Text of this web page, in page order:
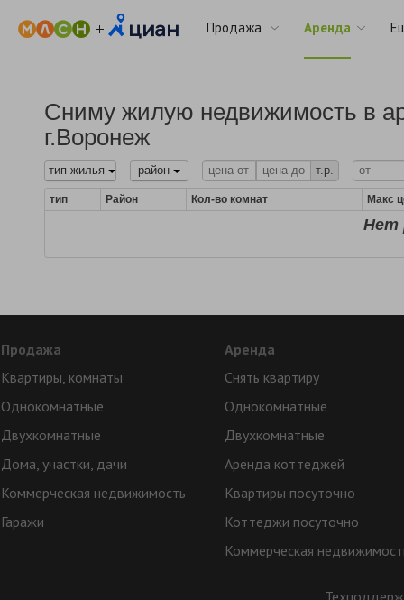
Продажа Аренда
Сниму жилую недвижимость в
г.Воронеж
тип жилья район т.р.
тип Район Кол-во комнат Макс
Нет
Продажа
Аренда
Квартиры, комнаты
Однокомнатные
Двухкомнатные
Дома, участки, дачи
Коммерческая недвижимость
Гаражи
Снять квартиру
Однокомнатные
Двухкомнатные
Аренда коттеджей
Квартиры посуточно
Коттеджи посуточно
Коммерческая